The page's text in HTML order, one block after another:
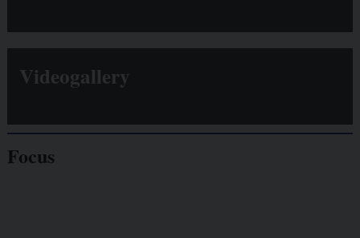
Videogallery
Focus